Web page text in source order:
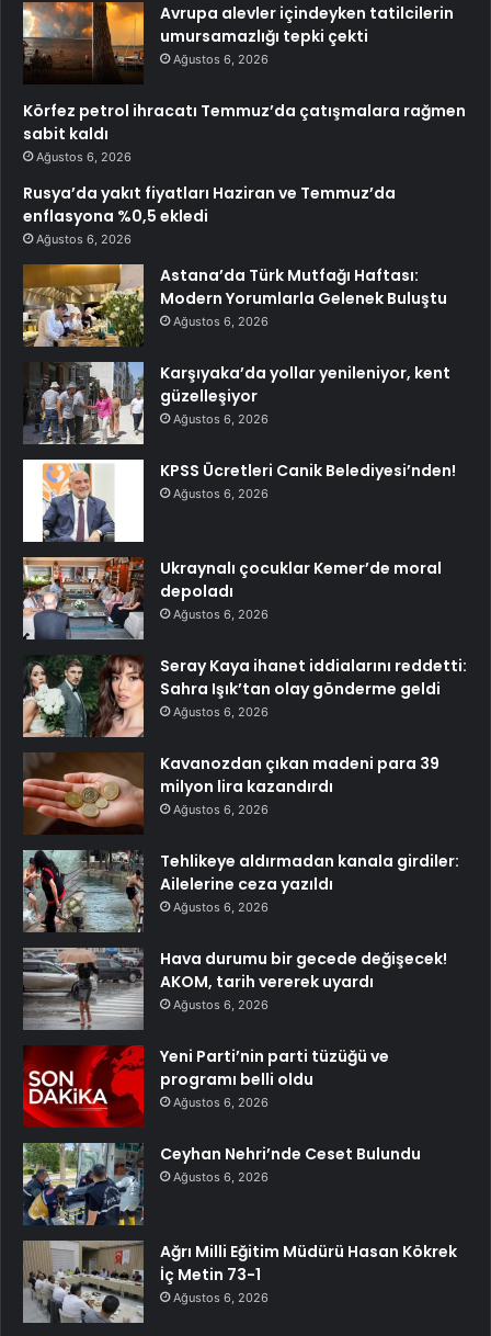
Avrupa alevler içindeyken tatilcilerin
umursamazlığı tepki çekti
Ağustos 6, 2026
Körfez petrol ihracatı Temmuz’da çatışmalara rağmen
sabit kaldı
Ağustos 6, 2026
Rusya’da yakıt fiyatları Haziran ve Temmuz’da
enflasyona %0,5 ekledi
Ağustos 6, 2026
Astana’da Türk Mutfağı Haftası:
Modern Yorumlarla Gelenek Buluştu
Ağustos 6, 2026
Karşıyaka’da yollar yenileniyor, kent
güzelleşiyor
Ağustos 6, 2026
KPSS Ücretleri Canik Belediyesi’nden!
Ağustos 6, 2026
Ukraynalı çocuklar Kemer’de moral
depoladı
Ağustos 6, 2026
Seray Kaya ihanet iddialarını reddetti:
Sahra Işık’tan olay gönderme geldi
Ağustos 6, 2026
Kavanozdan çıkan madeni para 39
milyon lira kazandırdı
Ağustos 6, 2026
Tehlikeye aldırmadan kanala girdiler:
Ailelerine ceza yazıldı
Ağustos 6, 2026
Hava durumu bir gecede değişecek!
AKOM, tarih vererek uyardı
Ağustos 6, 2026
Yeni Parti’nin parti tüzüğü ve
programı belli oldu
Ağustos 6, 2026
Ceyhan Nehri’nde Ceset Bulundu
Ağustos 6, 2026
Ağrı Milli Eğitim Müdürü Hasan Kökrek
İç Metin 73-1
Ağustos 6, 2026